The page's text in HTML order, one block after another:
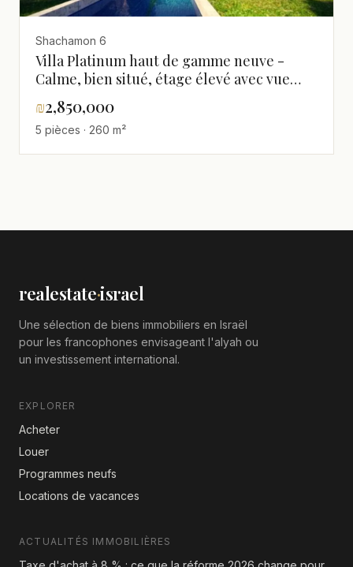
Shachamon 6
Villa Platinum haut de gamme neuve -
Calme, bien situé, étage élevé avec vue
mer, spacieux, luxueux - À ne pas manquer
!₪2,850,000
5 pièces · 260 m²
realestate·israel
Une sélection de biens immobiliers en Israël
pour les francophones envisageant l'alyah ou
un investissement international.
EXPLORER
Acheter
Louer
Programmes neufs
Locations de vacances
ACTUALITÉS IMMOBILIÈRES